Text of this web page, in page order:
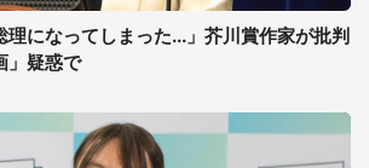
理になってしまった...」芥川賞作家が批判
」疑惑で